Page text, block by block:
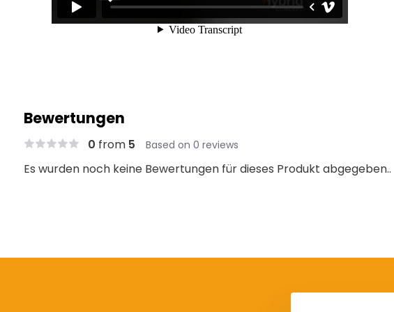
Bewertungen
0 from 5 Based on 0 reviews
Es wurden noch keine Bewertungen für dieses Produkt abgegeben..